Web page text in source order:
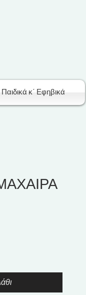
Παιδικά κ΄ Εφηβικά